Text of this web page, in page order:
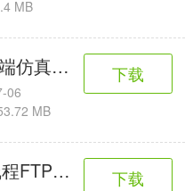
MB
仿真程序)
06
MB
下载
FTP工具) 下载